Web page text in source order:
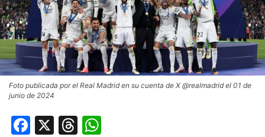
Foto publicada por el Real Madrid en su cuenta de X @realmadrid el 01 de
junio de 2024
Facebook
X Threads